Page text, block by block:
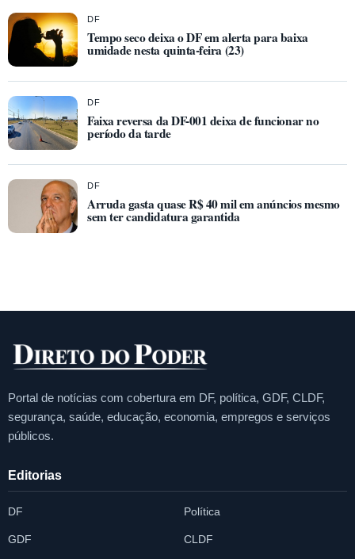
DF
Tempo seco deixa o DF em alerta para baixa
umidade nesta quinta-feira (23)
DF
Faixa reversa da DF-001 deixa de funcionar no
período da tarde
DF
Arruda gasta quase R$ 40 mil em anúncios mesmo
sem ter candidatura garantida
Portal de notícias com cobertura em DF, política, GDF, CLDF,
segurança, saúde, educação, economia, empregos e serviços
públicos.
Editorias
DF Política
GDF CLDF